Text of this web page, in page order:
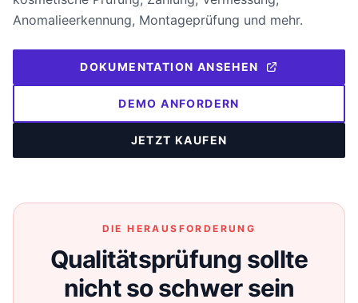
Anomalieerkennung, Montageprüfung und mehr.
DOKUMENTATION ANSEHEN
DEMO ANFORDERN
JETZT KAUFEN
DIE HERAUSFORDERUNG
Qualitätsprüfung sollte
nicht so schwer sein